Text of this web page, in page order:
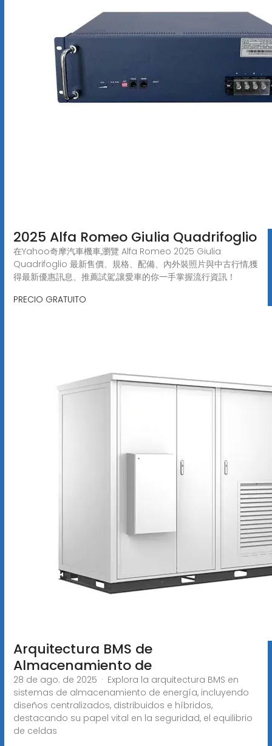
2025 Alfa Romeo Giulia Quadrifoglio
在Yahoo奇摩汽車機車,瀏覽 Alfa Romeo 2025 Giulia
Quadrifoglio 最新售價、規格、配備、內外裝照片與中古行情,獲
得最新優惠訊息、推薦試駕,讓愛車的你一手掌握流行資訊！
PRECIO GRATUITO
Arquitectura BMS de
Almacenamiento de
28 de ago. de 2025 · Explora la arquitectura BMS en
sistemas de almacenamiento de energía, incluyendo
diseños centralizados, distribuidos e híbridos,
destacando su papel vital en la seguridad, el equilibrio
de celdas